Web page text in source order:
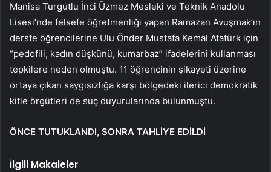
Manisa Turgutlu İnci Üzmez Mesleki ve Teknik Anadolu
Lisesi’nde felsefe öğretmenliği yapan Ramazan Avuşmak’ın
derste öğrencilerine Ulu Önder Mustafa Kemal Atatürk için
“pedofili, kadın düşkünü, kumarbaz” ifadelerini kullanması
tepkilere neden olmuştu. 11 öğrencinin şikayeti üzerine
ortaya çıkan saygısızlığa karşı bölgedeki ilerici demokratik
kitle örgütleri de suç duyurularında bulunmuştu.
ÖNCE TUTUKLANDI, SONRA TAHLİYE EDİLDİ
İlgili Makaleler